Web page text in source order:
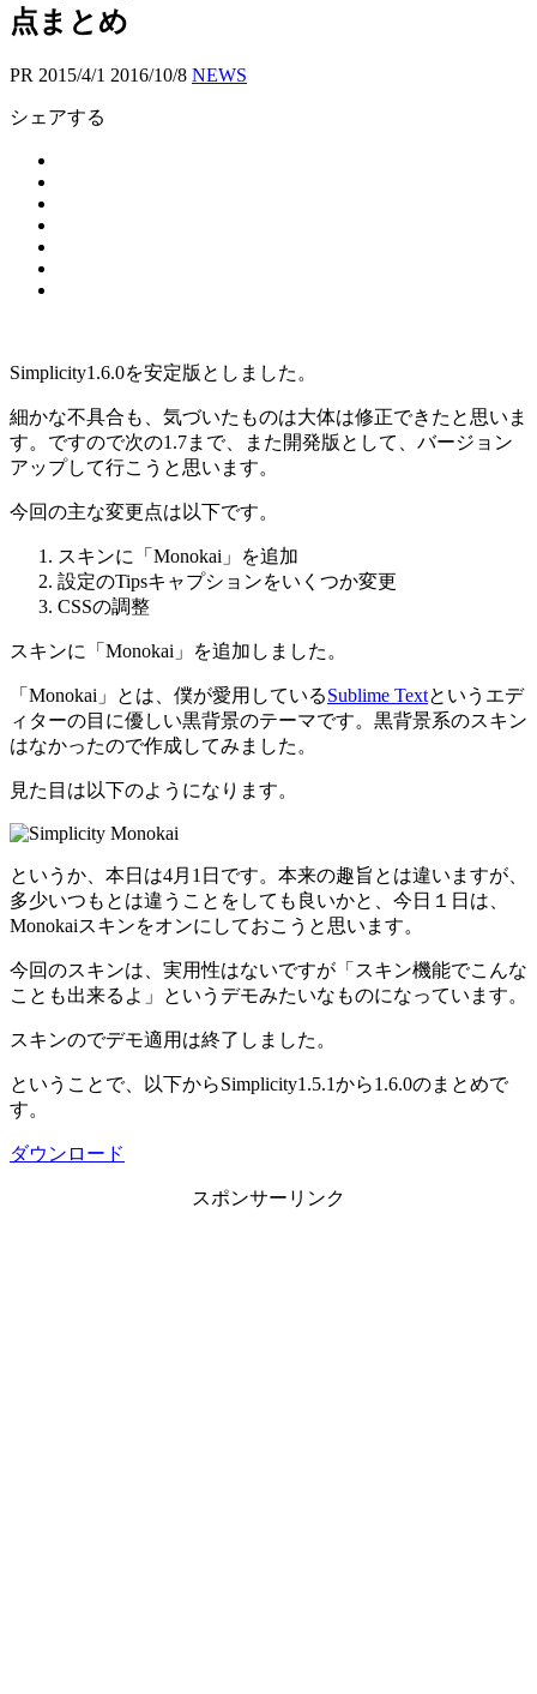
点まとめ
PR 2015/4/1 2016/10/8 NEWS
シェアする
Simplicity1.6.0を安定版としました。
細かな不具合も、気づいたものは大体は修正できたと思いま
す。ですので次の1.7まで、また開発版として、バージョン
アップして行こうと思います。
今回の主な変更点は以下です。
スキンに「Monokai」を追加
設定のTipsキャプションをいくつか変更
CSSの調整
スキンに「Monokai」を追加しました。
「Monokai」とは、僕が愛用しているSublime Textというエデ
ィターの目に優しい黒背景のテーマです。黒背景系のスキン
はなかったので作成してみました。
見た目は以下のようになります。
というか、本日は4月1日です。本来の趣旨とは違いますが、
多少いつもとは違うことをしても良いかと、今日１日は、
Monokaiスキンをオンにしておこうと思います。
今回のスキンは、実用性はないですが「スキン機能でこんな
ことも出来るよ」というデモみたいなものになっています。
スキンのでデモ適用は終了しました。
ということで、以下からSimplicity1.5.1から1.6.0のまとめで
す。
ダウンロード
スポンサーリンク